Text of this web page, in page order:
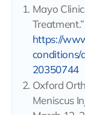
Mayo
https://
conditions/
20350744
Oxford
Meniscus